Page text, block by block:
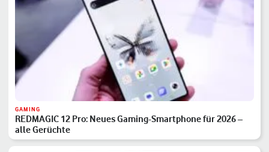
GAMING
REDMAGIC 12 Pro: Neues Gaming-Smartphone für 2026 –
alle Gerüchte